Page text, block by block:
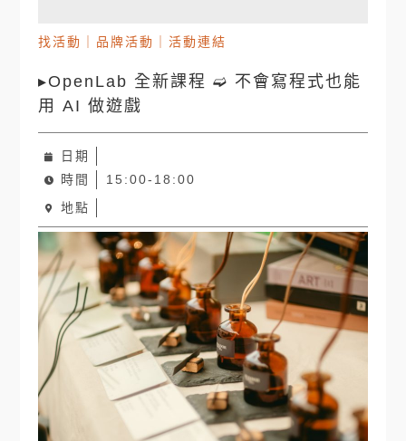
找活動 品牌活動 ｜活動連結
▸OpenLab 全新課程 ➫ 不會寫程式也能
用 AI 做遊戲
日期
時間
15:00-18:00
地點